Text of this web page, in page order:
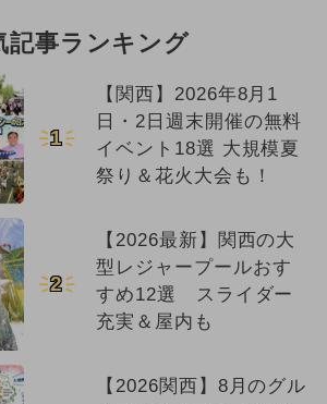
記事ランキング
1
【関西】2026年8月1
日・2日週末開催の無料
イベント18選 大規模夏
祭り＆花火大会も！
2
【2026最新】関西の大
型レジャープールおす
すめ12選 スライダー
充実＆屋内も
【2026関西】8月のグル